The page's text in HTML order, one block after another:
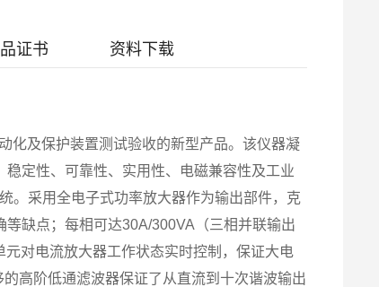
证书 资料下载
化及保护装置测试验收的新型产品。该仪器凝
定性、可靠性、实用性、电磁兼容性及工业
。采用全电子式功率放大器作为输出部件，克
缺点；每相可达30A/300VA（三相并联输出
对电流放大器工作状态实时控制，保证大电
高阶低通滤波器保证了从直流到十次谐波输出